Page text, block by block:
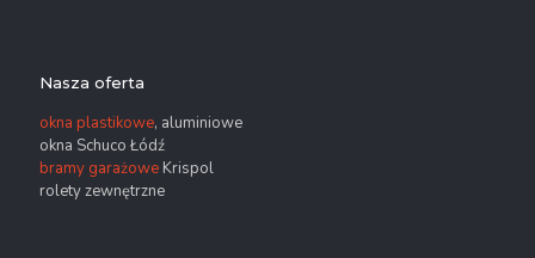
Nasza oferta
okna plastikowe, aluminiowe
okna Schuco Łódź
bramy garażowe Krispol
rolety zewnętrzne